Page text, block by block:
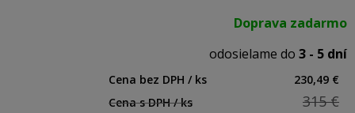
Doprava zadarmo
odosielame do 3 - 5 dní
Cena bez DPH / ks
230,49 €
Cena s DPH / ks
315 €